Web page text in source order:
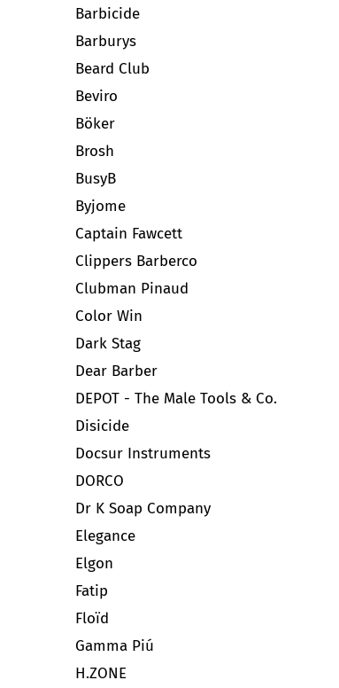
Barbicide
Barburys
Beard Club
Beviro
Böker
Brosh
BusyB
Byjome
Captain Fawcett
Clippers Barberco
Clubman Pinaud
Color Win
Dark Stag
Dear Barber
DEPOT - The Male Tools & Co.
Disicide
Docsur Instruments
DORCO
Dr K Soap Company
Elegance
Elgon
Fatip
Floïd
Gamma Piú
H.ZONE